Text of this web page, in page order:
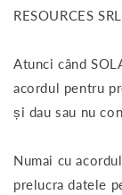
RESOURCES SRL
Atunci când
acordul pentru
și dau sau nu
Numai cu
prelucra datele